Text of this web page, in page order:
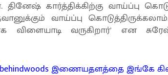
தினேஷ் கார்த்திக்கிற்கு வாய்ப்பு
வாய்ப்பு
வருகிறார்’ என
இணையதளத்தை இங்கே